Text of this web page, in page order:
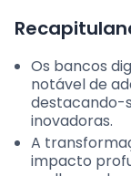
Os bancos
notável de
destacando-
inovadoras.
A
impacto